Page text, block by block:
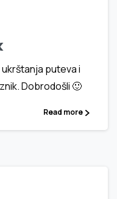
puteva i
Dobrodošli 🙂
Read more